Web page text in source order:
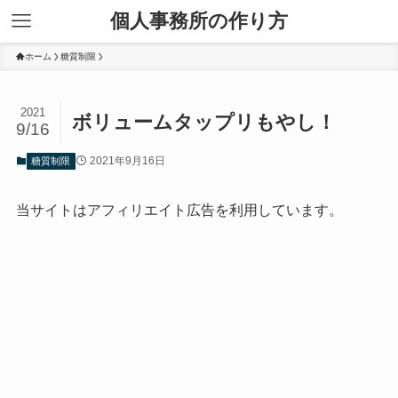
個人事務所の作り方
ホーム 糖質制限
ボリュームタップリもやし！
2021
9/16
糖質制限 2021年9月16日
当サイトはアフィリエイト広告を利用しています。